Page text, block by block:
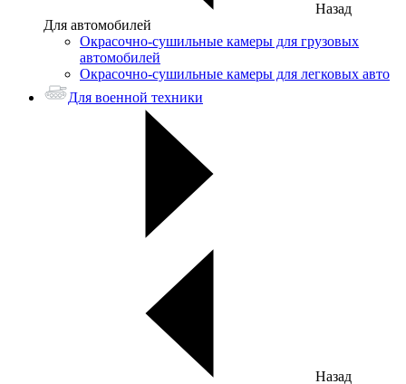
Назад
Для автомобилей
Окрасочно-сушильные камеры для грузовых
автомобилей
Окрасочно-сушильные камеры для легковых авто
Для военной техники
Назад